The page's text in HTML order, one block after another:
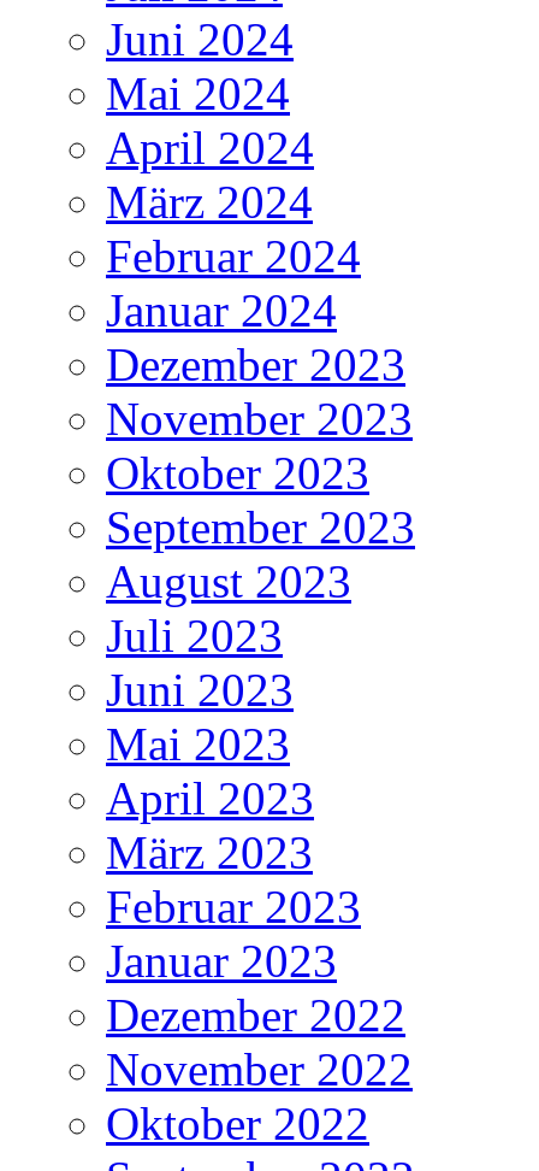
Juni 2024
Mai 2024
April 2024
März 2024
Februar 2024
Januar 2024
Dezember 2023
November 2023
Oktober 2023
September 2023
August 2023
Juli 2023
Juni 2023
Mai 2023
April 2023
März 2023
Februar 2023
Januar 2023
Dezember 2022
November 2022
Oktober 2022